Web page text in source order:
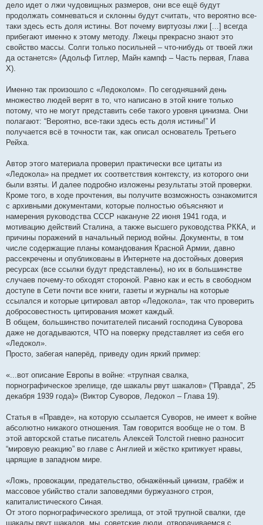
дело идет о лжи чудовищных размеров, они все ещё будут
продолжать сомневаться и склонны будут считать, что вероятно все-
таки здесь есть доля истины. Вот почему виртуозы лжи [...] всегда
прибегают именно к этому методу. Лжецы прекрасно знают это
свойство массы. Солги только посильней – что-нибудь от твоей лжи
да останется» (Адольф Гитлер, Майн кампф – Часть первая, Глава
X).
Именно так произошло с «Ледоколом». По сегодняшний день
множество людей верят в то, что написано в этой книге только
потому, что не могут представить себе такого уровня цинизма. Они
полагают: “Вероятно, все-таки здесь есть доля истины!” И
получается всё в точности так, как описал основатель Третьего
Рейха.
Автор этого материала проверил практически все цитаты из
«Ледокола» на предмет их соответствия контексту, из которого они
были взяты. И далее подробно изложены результаты этой проверки.
Кроме того, в ходе прочтения, вы получите возможность ознакомится
с архивными документами, которые полностью объясняют и
намерения руководства СССР накануне 22 июня 1941 года, и
мотивацию действий Сталина, а также высшего руководства РККА, и
причины поражений в начальный период войны. Документы, в том
числе содержащие планы командования Красной Армии, давно
рассекречены и опубликованы в Интернете на достойных доверия
ресурсах (все ссылки будут представлены), но их в большинстве
случаев почему-то обходят стороной. Равно как и есть в свободном
доступе в Сети почти все книги, газеты и журналы на которые
ссылался и которые цитировал автор «Ледокола», так что проверить
добросовестность цитирования может каждый.
В общем, большинство почитателей писаний господина Суворова
даже не догадываются, ЧТО на поверку представляет из себя его
«Ледокол».
Просто, забегая наперёд, приведу один яркий пример:
«...вот описание Европы в войне: «трупная свалка,
порнографическое зрелище, где шакалы рвут шакалов» (“Правда”, 25
декабря 1939 года)» (Виктор Суворов, Ледокол – Глава 19).
Статья в «Правде», на которую ссылается Суворов, не имеет к войне
абсолютно никакого отношения. Там говорится вообще не о том. В
этой авторской статье писатель Алексей Толстой гневно разносит
“мировую реакцию” во главе с Англией и жёстко критикует нравы,
царящие в западном мире.
«Ложь, провокации, предательство, обнажённый цинизм, грабёж и
массовое убийство стали заповедями буржуазного строя,
капиталистического Синая.
От этого порнографического зрелища, от этой трупной свалки, где
шакалы рвут шакалов, мы, советские люди, отворачиваемся с